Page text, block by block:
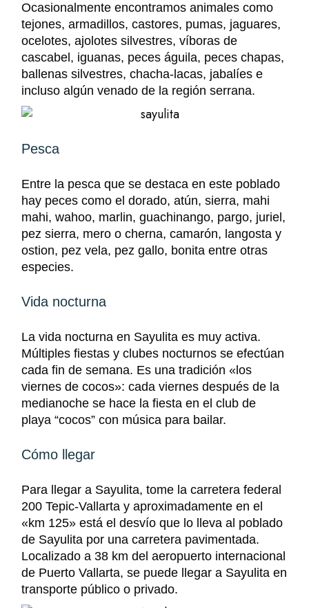
Ocasionalmente encontramos animales como
tejones, armadillos, castores, pumas, jaguares,
ocelotes, ajolotes silvestres, víboras de
cascabel, iguanas, peces águila, peces chapas,
ballenas silvestres, chacha-lacas, jabalíes e
incluso algún venado de la región serrana.
Pesca
Entre la pesca que se destaca en este poblado
hay peces como el dorado, atún, sierra, mahi
mahi, wahoo, marlin, guachinango, pargo, juriel,
pez sierra, mero o cherna, camarón, langosta y
ostion, pez vela, pez gallo, bonita entre otras
especies.
Vida nocturna
La vida nocturna en Sayulita es muy activa.
Múltiples fiestas y clubes nocturnos se efectúan
cada fin de semana. Es una tradición «los
viernes de cocos»: cada viernes después de la
medianoche se hace la fiesta en el club de
playa “cocos” con música para bailar.
Cómo llegar
Para llegar a Sayulita, tome la carretera federal
200 Tepic-Vallarta y aproximadamente en el
«km 125» está el desvío que lo lleva al poblado
de Sayulita por una carretera pavimentada.
Localizado a 38 km del aeropuerto internacional
de Puerto Vallarta, se puede llegar a Sayulita en
transporte público o privado.